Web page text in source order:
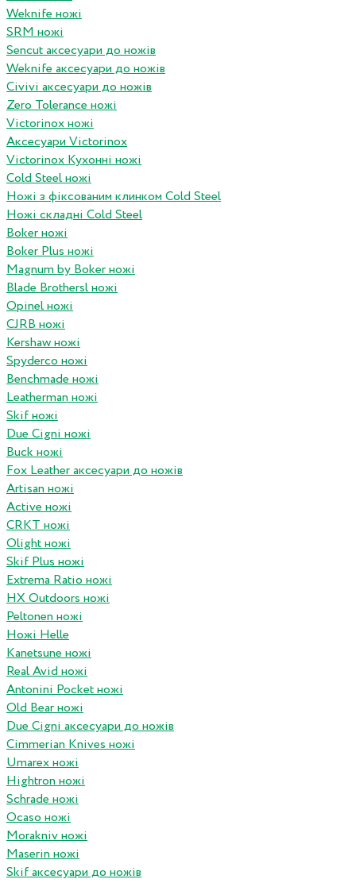
Weknife ножі
SRM ножі
Sencut аксесуари до ножів
Weknife аксесуари до ножів
Civivi аксесуари до ножів
Zero Tolerance ножі
Victorinox ножі
Аксесуари Victorinox
Victorinox Кухонні ножі
Cold Steel ножі
Ножі з фіксованим клинком Cold Steel
Ножі складні Cold Steel
Boker ножі
Boker Plus ножі
Magnum by Boker ножі
Blade Brothersl ножі
Opinel ножі
CJRB ножі
Kershaw ножі
Spyderco ножі
Benchmade ножі
Leatherman ножі
Skif ножі
Due Cigni ножі
Buck ножі
Fox Leather аксесуари до ножів
Artisan ножі
Active ножі
CRKT ножі
Olight ножі
Skif Plus ножі
Extrema Ratio ножі
HX Outdoors ножі
Peltonen ножі
Ножі Helle
Kanetsune ножі
Real Avid ножі
Antonini Pocket ножі
Old Bear ножі
Due Cigni аксесуари до ножів
Cimmerian Knives ножі
Umarex ножі
Hightron ножі
Schrade ножі
Ocaso ножі
Morakniv ножі
Maserin ножі
Skif аксесуари до ножів